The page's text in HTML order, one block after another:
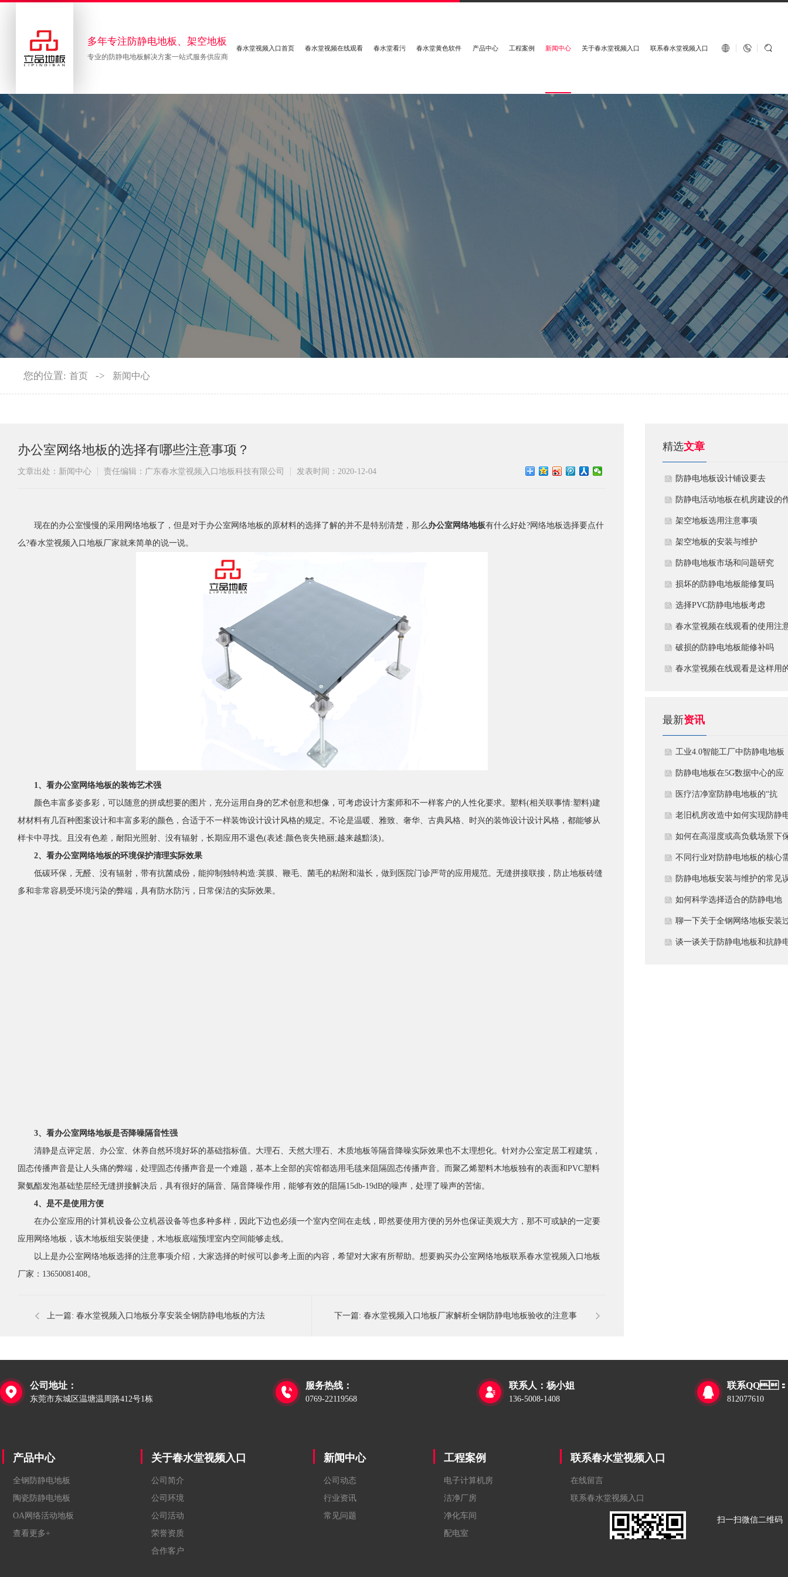
多年专注防静电地板、架空地板
专业的防静电地板解决方案一站式服务供应商
春水堂视频入口首页 春水堂视频在线观看 春水堂看污 春水堂黄色软件 产品中心 工程案例 新闻中心 关于春水堂视频入口 联系春水堂视频入口 English  
您的位置: 首页 -> 新闻中心
办公室网络地板的选择有哪些注意事项？
文章出处：新闻中心 责任编辑：广东春水堂视频入口地板科技有限公司 发表时间：2020-12-04
现在的办公室慢慢的采用网络地板了，但是对于办公室网络地板的原材料的选择了解的并不是特别清楚，那么办公室网络地板有什么好处?网络地板选择要点什
么?春水堂视频入口地板厂家就来简单的说一说。
1、看办公室网络地板的装饰艺术强
颜色丰富多姿多彩，可以随意的拼成想要的图片，充分运用自身的艺术创意和想像，可考虑设计方案师和不一样客户的人性化要求。塑料(相关联事情:塑料)建
材材料有几百种图案设计和丰富多彩的颜色，合适于不一样装饰设计设计风格的规定。不论是温暖、雅致、奢华、古典风格、时兴的装饰设计设计风格，都能够从
样卡中寻找。且没有色差，耐阳光照射、没有辐射，长期应用不退色(表述:颜色丧失艳丽;越来越黯淡)。
2、看办公室网络地板的环境保护清理实际效果
低碳环保，无醛、没有辐射，带有抗菌成份，能抑制独特构造:荚膜、鞭毛、菌毛的粘附和滋长，做到医院门诊严苛的应用规范。无缝拼接联接，防止地板砖缝
多和非常容易受环境污染的弊端，具有防水防污，日常保洁的实际效果。
3、看办公室网络地板是否降噪隔音性强
清静是点评定居、办公室、休养自然环境好坏的基础指标值。大理石、天然大理石、木质地板等隔音降噪实际效果也不太理想化。针对办公室定居工程建筑，
固态传播声音是让人头痛的弊端，处理固态传播声音是一个难题，基本上全部的宾馆都选用毛毯来阻隔固态传播声音。而聚乙烯塑料木地板独有的表面和PVC塑料
聚氨酯发泡基础垫层经无缝拼接解决后，具有很好的隔音、隔音降噪作用，能够有效的阻隔15db-19dB的噪声，处理了噪声的苦恼。
4、是不是使用方便
在办公室应用的计算机设备公立机器设备等也多种多样，因此下边也必须一个室内空间在走线，即然要使用方便的另外也保证美观大方，那不可或缺的一定要
应用网络地板，该木地板组安裝便捷，木地板底端预埋室内空间能够走线。
以上是办公室网络地板选择的注意事项介绍，大家选择的时候可以参考上面的内容，希望对大家有所帮助。想要购买办公室网络地板联系春水堂视频入口地板
厂家：13650081408。
上一篇: 春水堂视频入口地板分享安装全钢防静电地板的方法 下一篇: 春水堂视频入口地板厂家解析全钢防静电地板验收的注意事
精选文章
​防静电地板设计铺设要去
防静电活动地板在机房建设的
用
​架空地板选用注意事项
​架空地板的安装与维护
防静电地板市场和问题研究
损坏的防静电地板能修复吗
​选择PVC防静电地板考虑
春水堂视频在线观看的使用注
破损的防静电地板能修补吗
春水堂视频在线观看是这样用
最新资讯
工业4.0智能工厂中防静电地板
的系统化解决方案
防静电地板在5G数据中心的应
用与优化方案
医疗洁净室防静电地板的“抗
菌”与“导电”双性能如何协同实
现？
老旧机房改造中如何实现防静
地板的无缝升级？
如何在高湿度或高负载场景下
障防静电地板性能？
不同行业对防静电地板的核心
求有何差异？
防静电地板安装与维护的常见
区
如何科学选择适合的防静电地
板？
聊一下关于全钢网络地板安装
程中注意哪些事项？
谈一谈关于防静电地板和抗静

公司地址：
东莞市东城区温塘温周路412号1栋

服务热线：
0769-22119568

联系人：杨小姐
136-5008-1408

联系QQ：
812077610
产品中心
全钢防静电地板
陶瓷防静电地板
OA网络活动地板
查看更多+
关于春水堂视频入口
公司简介
公司环境
公司活动
荣誉资质
合作客户
新闻中心
公司动态
行业资讯
常见问题
工程案例
电子计算机房
洁净厂房
净化车间
配电室
联系春水堂视频入口
在线留言
联系春水堂视频入口
扫一扫微信二维码